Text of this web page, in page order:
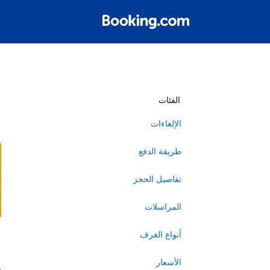
الفئات
الإلغاءات
طريقة الدفع
تفاصيل الحجز
المراسلات
أنواع الغرف
الأسعار